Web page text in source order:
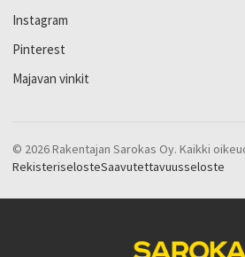
Instagram
Pinterest
Majavan vinkit
© 2026 Rakentajan Sarokas Oy. Kaikki
RekisteriselosteSaavutettavuusseloste